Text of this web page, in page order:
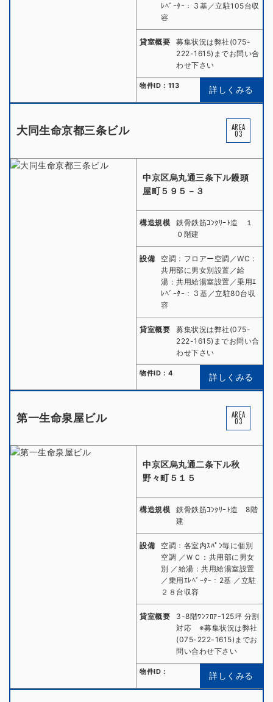
ﾚﾍﾞｰﾀｰ：３基／立駐105台収
容
貸室概要
募集状況は弊社(075-
222-1615)までお問い合
わせ下さい
物件ID：113 詳しくみる
大同生命京都三条ビル AREA
03
中京区烏丸通三条下ル饅頭
屋町５９５－３
構造規模
鉄骨鉄筋ｺﾝｸﾘｰﾄ造 １
０階建
設備
空調：フロアー空調／WC：
共用部に男女別設置／給
湯：共用給湯室設置／乗用ｴ
ﾚﾍﾞｰﾀｰ：３基／立駐80台収
容
貸室概要
募集状況は弊社(075-
222-1615)までお問い合
わせ下さい
物件ID：4 詳しくみる
第一生命泉屋ビル AREA
03
中京区烏丸通二条下ル秋
野々町５１５
構造規模
鉄骨鉄筋ｺﾝｸﾘｰﾄ造 8階
建
設備
空調：各室内ｽﾊﾟﾝ毎に個別
空調 ／ＷＣ：共用部に男女
別 ／給湯：共用給湯室設置
／乗用ｴﾚﾍﾞｰﾀｰ：2基 ／立駐
２８台収容
貸室概要
3-8階ﾜﾝﾌﾛｱｰ125坪 分割
対応 ※募集状況は弊社
(075-222-1615)までお
問い合わせ下さい
物件ID： 詳しくみる